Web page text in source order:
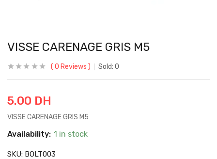
VISSE CARENAGE GRIS M5
0 Reviews Sold: 0
5.00 DH
VISSE CARENAGE GRIS M5
Availability: 1 in stock
SKU: BOLT003